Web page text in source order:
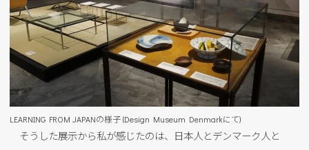
LEARNING FROM JAPANの様子 (Design Museum Denmarkにて)
そうした展示から私が感じたのは、日本人とデンマーク人と